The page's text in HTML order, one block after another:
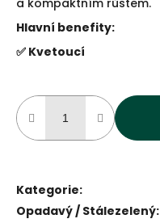
a kompaktním růstem.
Hlavní benefity:
✅ Kvetoucí
Kategorie:
Opadavý / Stálezelený: